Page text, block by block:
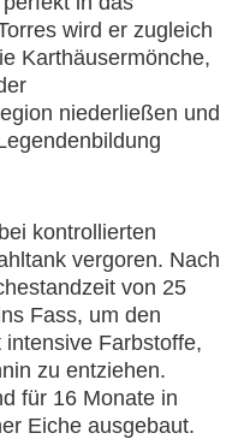
wird er zugleich
Karthäusermönche,
niederließen und
kontrollierten
vergoren. Nach
von 25
Fass, um den
Farbstoffe,
zu entziehen.
für 16 Monate in
Eiche ausgebaut.